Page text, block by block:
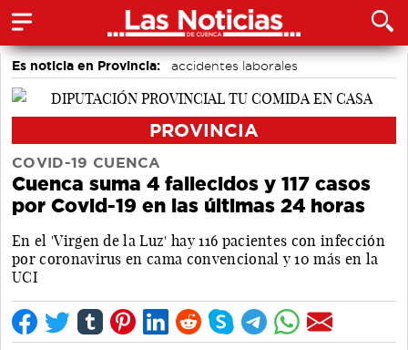
Es noticia en Provincia:
accidentes laborales
Medio Ambiente
PROVINCIA
COVID-19 CUENCA
Cuenca suma 4 fallecidos y 117 casos
por Covid-19 en las últimas 24 horas
En el 'Virgen de la Luz' hay 116 pacientes con infección
por coronavirus en cama convencional y 10 más en la
UCI